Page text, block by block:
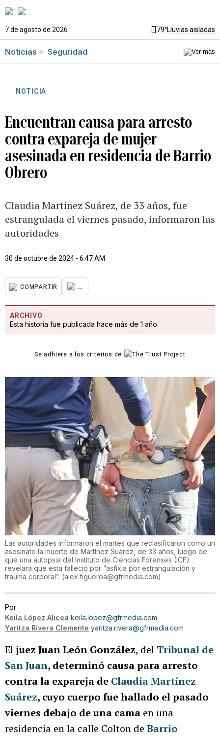
7 de agosto de 2026 79°Lluvias aisladas
Noticias Seguridad
NOTICIA
Encuentran causa para arresto
contra expareja de mujer
asesinada en residencia de Barrio
Obrero
Claudia Martínez Suárez, de 33 años, fue
estrangulada el viernes pasado, informaron las
autoridades
30 de octubre de 2024 - 6:47 AM
COMPARTIR ...
ARCHIVO
Esta historia fue publicada hace más de 1 año.
Se adhiere a los criterios de
Las autoridades informaron el martes que reclasificaron como un
asesinato la muerte de Martínez Suárez, de 33 años, luego de
que una autopsia del Instituto de Ciencias Forenses (ICF)
revelara que esta falleció por “asfixia por estrangulación y
trauma corporal”. (alex.figueroa@gfrmedia.com)
Por
Keila López Alicea keila.lopez@gfrmedia.com
Yaritza Rivera Clemente yaritza.rivera@gfrmedia.com
El juez Juan León González, del Tribunal de
San Juan, determinó causa para arresto
contra la expareja de Claudia Martínez
Suárez, cuyo cuerpo fue hallado el pasado
viernes debajo de una cama en una
residencia en la calle Colton de Barrio